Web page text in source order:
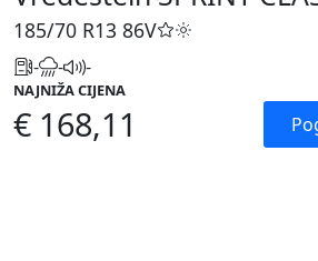
185/70 R13 86V
- - -
NAJNIŽA CIJENA
€ 168,11